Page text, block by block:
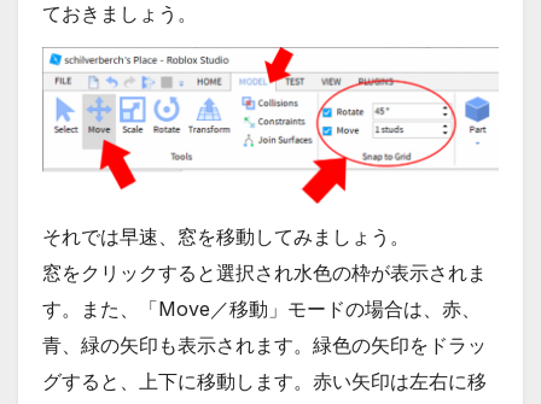
ておきましょう。
それでは早速、窓を移動してみましょう。
窓をクリックすると選択され水色の枠が表示されま
す。また、「Move／移動」モードの場合は、赤、
青、緑の矢印も表示されます。緑色の矢印をドラッ
グすると、上下に移動します。赤い矢印は左右に移